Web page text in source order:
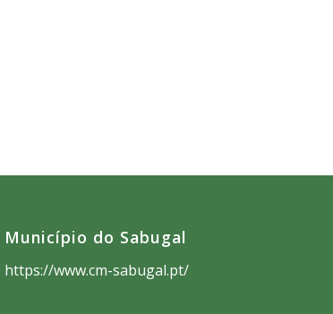
Município do Sabugal
https://www.cm-sabugal.pt/